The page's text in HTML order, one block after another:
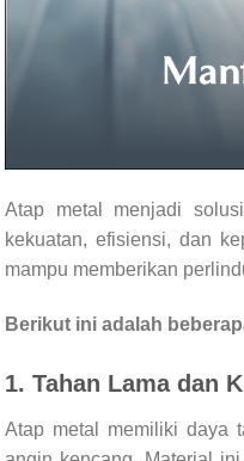
Atap metal menjadi
kekuatan, efisiensi, dan
mampu memberikan
Berikut ini adalah
1. Tahan Lama dan
Atap metal memiliki daya